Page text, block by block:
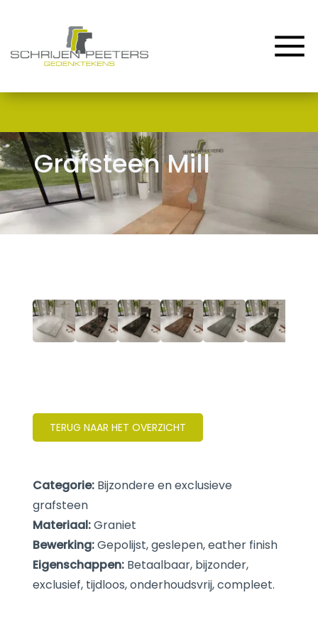
Assortiment
Renovatie & Reparatie
Contact en Route
Blog
Grafsteen Mill
TERUG NAAR HET OVERZICHT
Categorie: Bijzondere en exclusieve
grafsteen
Materiaal:Graniet
Bewerking:Gepolijst, geslepen, eather finish
Eigenschappen: Betaalbaar, bijzonder,
exclusief, tijdloos, onderhoudsvrij, compleet.